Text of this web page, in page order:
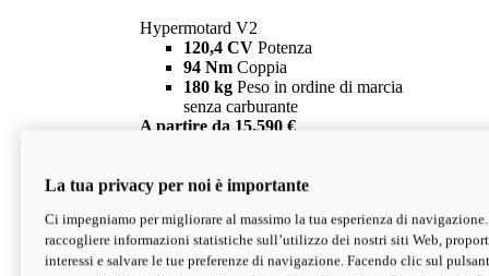
Hypermotard V2
120,4 CV Potenza
94 Nm Coppia
180 kg Peso in ordine di marcia
senza carburante
A partire da 15.590 €
V2 SP
Hypermotard V2 SP
120,4 CVPotenza
94 NmCoppia
La tua privacy per noi è importante
Ci impegniamo per migliorare al massimo la tua esperienza di
raccogliere informazioni statistiche sull’utilizzo dei nostri siti Web,
interessi e salvare le tue preferenze di navigazione. Facendo clic sul